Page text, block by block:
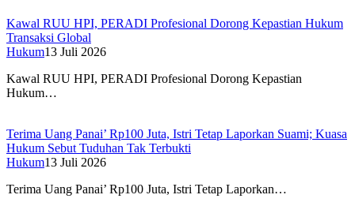
Kawal RUU HPI, PERADI Profesional Dorong Kepastian Hukum
Transaksi Global
Hukum13 Juli 2026
Kawal RUU HPI, PERADI Profesional Dorong Kepastian
Hukum…
Terima Uang Panai’ Rp100 Juta, Istri Tetap Laporkan Suami; Kuasa
Hukum Sebut Tuduhan Tak Terbukti
Hukum13 Juli 2026
Terima Uang Panai’ Rp100 Juta, Istri Tetap Laporkan…